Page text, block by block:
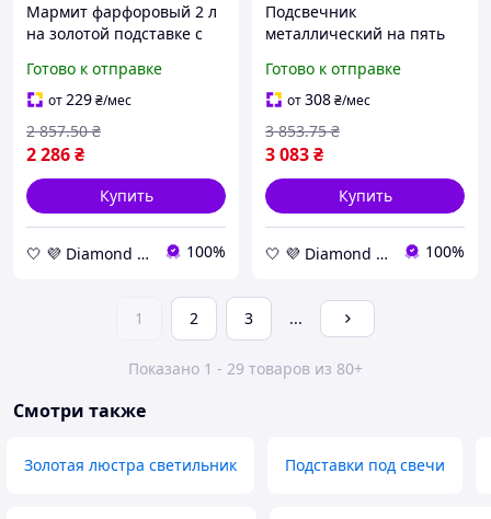
Мармит фарфоровый 2 л
на золотой подставке с
подачи горячих блюд на
стол, белый
Готово к отправке
от229₴/мес
2 286₴
2 857.50 ₴
Купить
🤍 💜 Diamond 🤍 💜 100%
Подсвечник
металлический на пять
уюта и декора стола,
золотой, в виде веток,
37х10х14 см
Готово к отправке
от308₴/мес
3 083₴
3 853.75 ₴
Купить
🤍 💜 Diamond 🤍 💜 100%
1 2 3 ...
Показано 1 - 29 товаров из 80+
Смотри также
Золотая люстра светильник Подставки под свечи